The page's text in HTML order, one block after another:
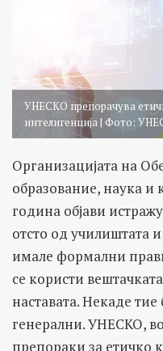
УНЕСКО препорачува
интелигенција | Фото:
Организацијата на
образование, наука и
година објави
отсто од училиштата
имале формални
се користи
наставата. Некаде
генерални. УНЕСКО,
препораки за етичко